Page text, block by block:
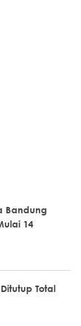
Bandung
14
Total